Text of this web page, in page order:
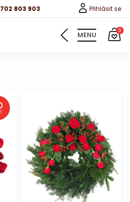
702 803 903 Přihlásit se
MENU 0